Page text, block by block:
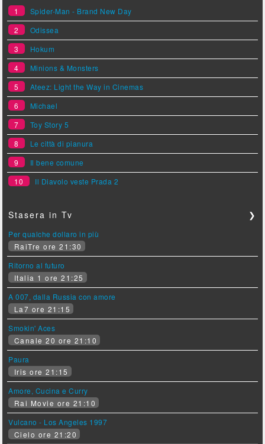
1
Spider-Man - Brand New Day
2
Odissea
3
Hokum
4
Minions & Monsters
5
Ateez: Light the Way in Cinemas
6
Michael
7
Toy Story 5
8
Le città di pianura
9
Il bene comune
10
Il Diavolo veste Prada 2
Stasera in Tv ❯
Per qualche dollaro in più
RaiTre ore 21:30
Ritorno al futuro
Italia 1 ore 21:25
A 007, dalla Russia con amore
La7 ore 21:15
Smokin' Aces
Canale 20 ore 21:10
Paura
Iris ore 21:15
Amore, Cucina e Curry
Rai Movie ore 21:10
Vulcano - Los Angeles 1997
Cielo ore 21:20